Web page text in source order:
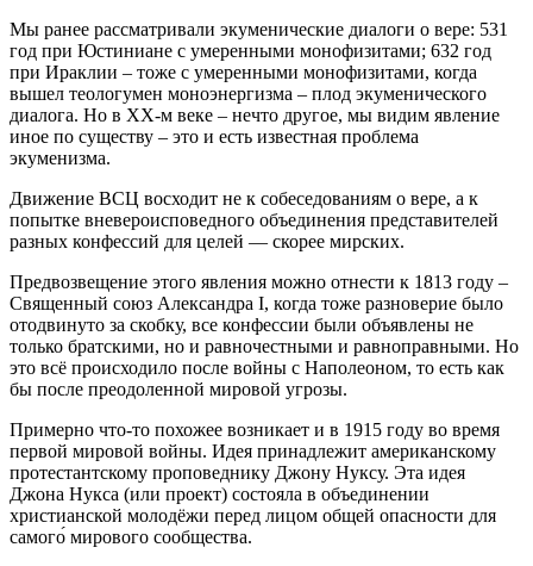
Мы ранее рассматривали экуменические диалоги о вере: 531
год при Юстиниане с умеренными монофизитами; 632 год
при Ираклии – тоже с умеренными монофизитами, когда
вышел теологумен моноэнергизма – плод экуменического
диалога. Но в XX‑м веке – нечто другое, мы видим явление
иное по существу – это и есть известная проблема
экуменизма.
Движение ВСЦ восходит не к собеседованиям о вере, а к
попытке вневероисповедного объединения представителей
разных конфессий для целей — скорее мирских.
Предвозвещение этого явления можно отнести к 1813 году –
Священный союз Александра I, когда тоже разноверие было
отодвинуто за скобку, все конфессии были объявлены не
только братскими, но и равночестными и равноправными. Но
это всё происходило после войны с Наполеоном, то есть как
бы после преодоленной мировой угрозы.
Примерно что‑то похожее возникает и в 1915 году во время
первой мировой войны. Идея принадлежит американскому
протестантскому проповеднику Джону Нуксу. Эта идея
Джона Нукса (или проект) состояла в объединении
христианской молодёжи перед лицом общей опасности для
самого́ мирового сообщества.